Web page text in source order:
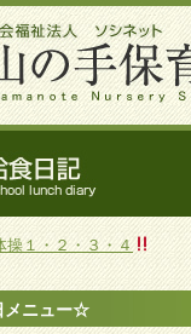
操１・２・３・４
メニュー☆